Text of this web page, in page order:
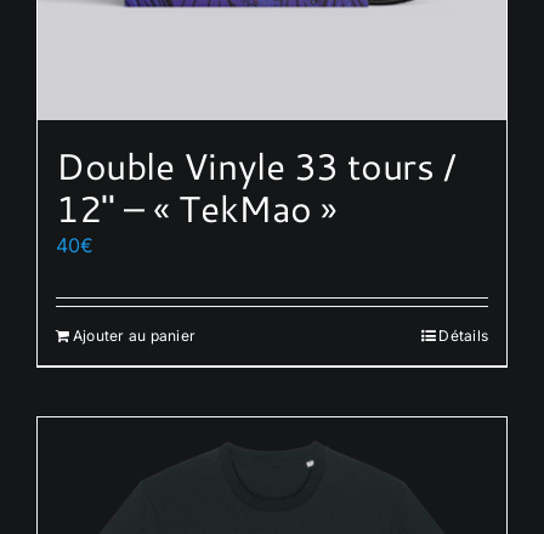
Double Vinyle 33 tours /
12″ – « TekMao »
40€
Ajouter au panier Détails